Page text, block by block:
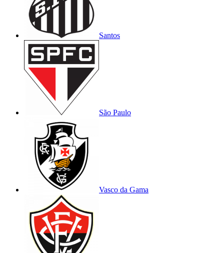
Santos
São Paulo
Vasco da Gama